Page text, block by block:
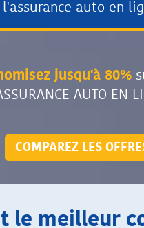
l'assurance auto en
jusqu'à 80%
AUTO EN
COMPAREZ LES
le meilleur